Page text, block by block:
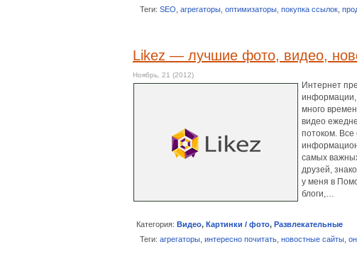
Теги: SEO агрегаторы оптимизаторы покупка ссылок
Likez — лучшие фото, видео,
Ноябрь, 21 (2012)
Интернет
информации,
много
видео
потоком. Все
самых
друзей,
у меня в
блоги,…
Категория: Видео, Картинки / фото, Развлекательные
Теги: агрегаторы интересно почитать новостные сайты